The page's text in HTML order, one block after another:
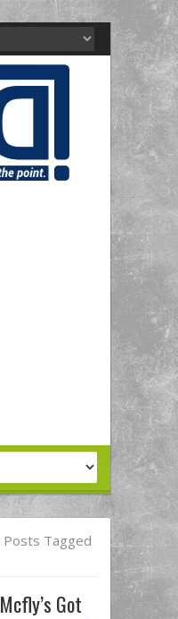
Posts Tagged
Mcfly’s Got